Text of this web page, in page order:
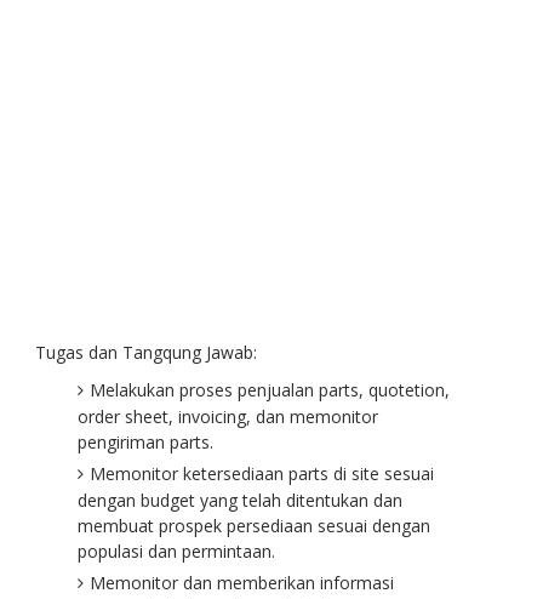
Tugas dan Tangqung Jawab:
Melakukan proses penjualan parts, quotetion,
order sheet, invoicing, dan memonitor
pengiriman parts.
Memonitor ketersediaan parts di site sesuai
dengan budget yang telah ditentukan dan
membuat prospek persediaan sesuai dengan
populasi dan permintaan.
Memonitor dan memberikan informasi